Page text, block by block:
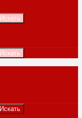
Искать
Искать
Искать